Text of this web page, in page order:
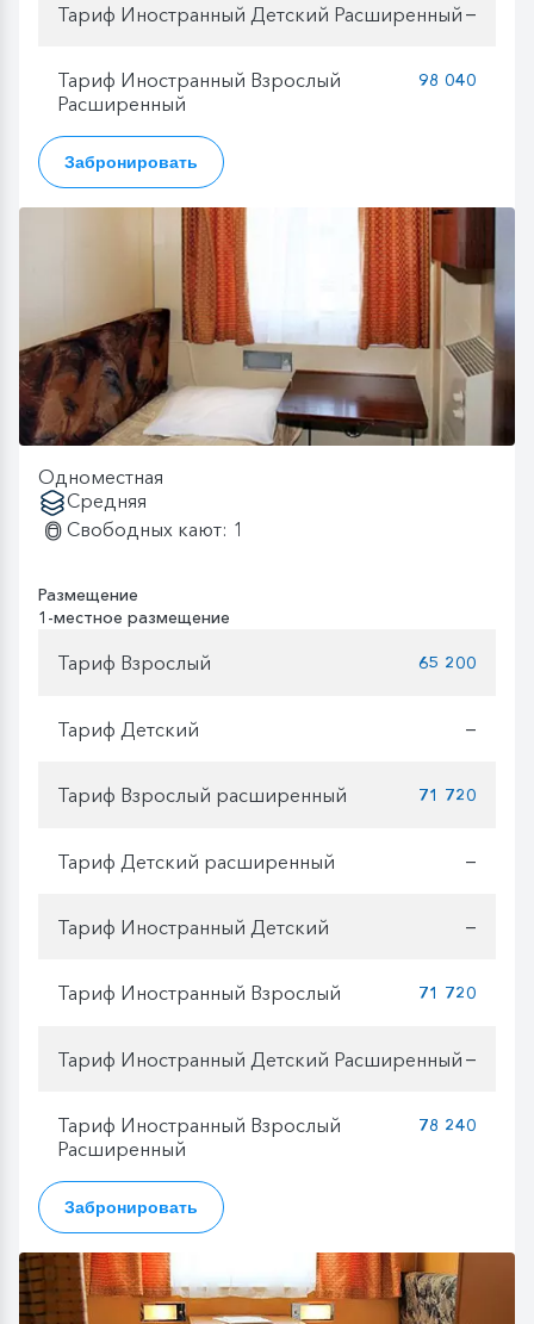
Тариф Иностранный Детский Расширенный —
Тариф Иностранный Взрослый
Расширенный
98 040
Забронировать
Одноместная
Средняя
Свободных кают: 1
Размещение
1-местное размещение
Тариф Взрослый 65 200
Тариф Детский —
Тариф Взрослый расширенный 71 720
Тариф Детский расширенный —
Тариф Иностранный Детский —
Тариф Иностранный Взрослый 71 720
Тариф Иностранный Детский Расширенный —
Тариф Иностранный Взрослый
Расширенный
78 240
Забронировать